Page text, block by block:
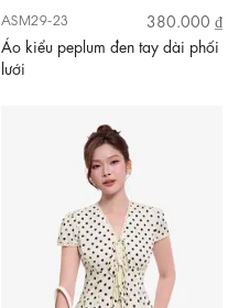
ASM29-23
380.000 ₫
Áo kiểu peplum đen tay dài phối
lưới